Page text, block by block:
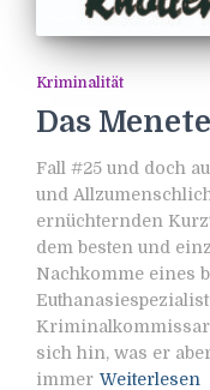
Kriminalität
Das
Fall #25 und doch
und
ernüchternden
dem besten und
Nachkomme eines
sich hin, was er
immer Weiterlesen